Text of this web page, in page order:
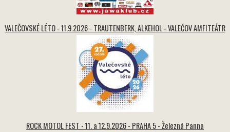
VALEČOVSKÉ LÉTO - 11.9.2026 - TRAUTENBERK, ALKEHOL - VALEČOV AMFITEÁTR
ROCK MOTOL FEST - 11. a 12.9.2026 - PRAHA 5 - Železná Panna